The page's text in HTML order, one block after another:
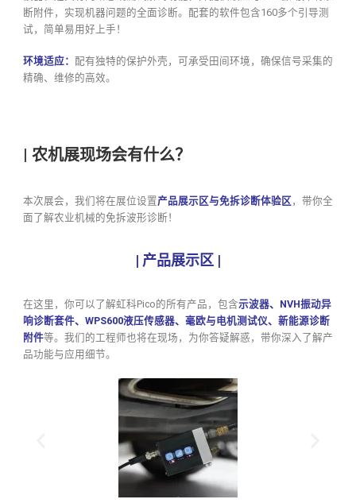
断附件，实现机器问题的全面诊断。配套的软件包含160多个引导测
试，简单易用好上手！
环境适应： 配有独特的保护外壳，可承受田间环境，确保信号采集的
精确、维修的高效。
| 农机展现场会有什么？
本次展会，我们将在展位设置产品展示区与免拆诊断体验区，带你全
面了解农业机械的免拆波形诊断！
| 产品展示区 |
在这里，你可以了解虹科Pico的所有产品，包含示波器、NVH振动异
响诊断套件、WPS600液压传感器、毫欧与电机测试仪、新能源诊断
附件等。我们的工程师也将在现场，为你答疑解惑，带你深入了解产
品功能与应用细节。